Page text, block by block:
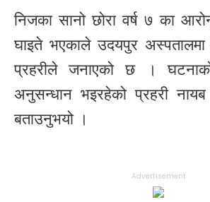
निजका सानो छोरा वर्ष ७ का
घाइते भएकाले उदयपुर
प्रहरीले जनाएको छ ।
अनुसन्धान भइरहेको प्रहरी
बताउनुभयो ।
Advertisement